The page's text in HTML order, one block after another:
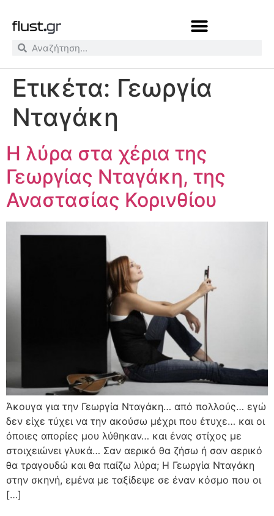
Ετικέτα: Γεωργία
Νταγάκη
Η λύρα στα χέρια της
Γεωργίας Νταγάκη, της
Αναστασίας Κορινθίου
Άκουγα για την Γεωργία Νταγάκη… από πολλούς… εγώ
δεν είχε τύχει να την ακούσω μέχρι που έτυχε… και οι
όποιες απορίες μου λύθηκαν… και ένας στίχος με
στοιχειώνει γλυκά… Σαν αερικό θα ζήσω ή σαν αερικό
θα τραγουδώ και θα παίζω λύρα; H Γεωργία Νταγάκη
στην σκηνή, εμένα με ταξίδεψε σε έναν κόσμο που οι
[…]